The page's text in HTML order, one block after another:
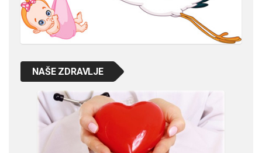
NAŠE ZDRAVLJE